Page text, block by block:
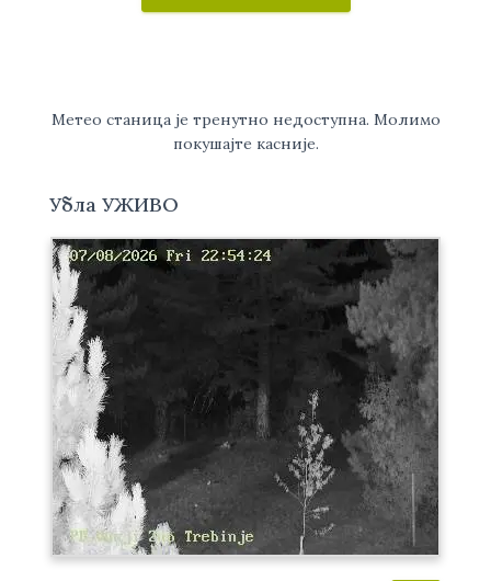
Метео станица је тренутно недоступна. Молимо
покушајте касније.
Убла УЖИВО